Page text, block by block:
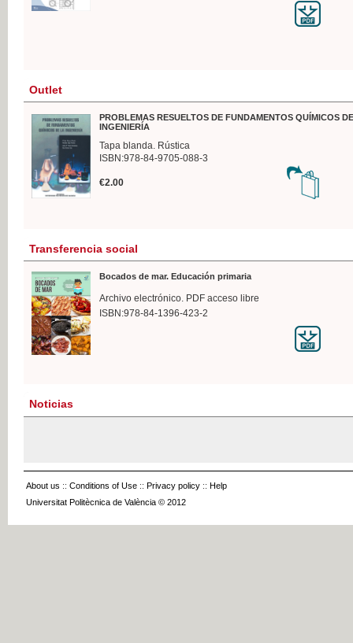
Outlet
PROBLEMAS RESUELTOS DE FUNDAMENTOS QUÍMICOS
INGENIERÍA
Tapa blanda. Rústica
ISBN:978-84-9705-088-3
€2.00
Transferencia social
Bocados de mar. Educación primaria
Archivo electrónico. PDF acceso libre
ISBN:978-84-1396-423-2
Noticias
About us :: Conditions of Use :: Privacy policy :: Help
Universitat Politècnica de València © 2012